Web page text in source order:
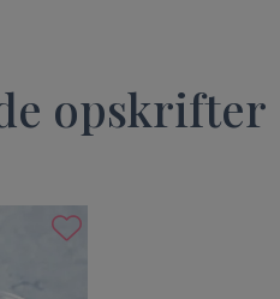
opskrifter